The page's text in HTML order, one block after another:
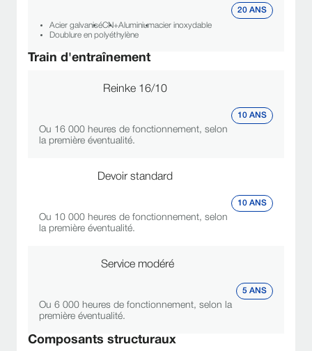
Acier galvaniséCN+Aluminiumacier inoxydable
Doublure en polyéthylène
20 ANS
Train d'entraînement
Reinke 16/10
Ou 16 000 heures de fonctionnement, selon
la première éventualité.
10 ANS
Devoir standard
Ou 10 000 heures de fonctionnement, selon
la première éventualité.
10 ANS
Service modéré
Ou 6 000 heures de fonctionnement, selon la
première éventualité.
5 ANS
Composants structuraux